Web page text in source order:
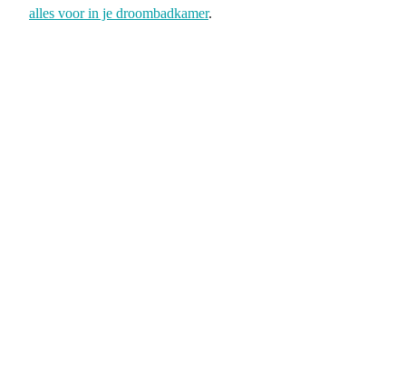
alles voor in je droombadkamer.